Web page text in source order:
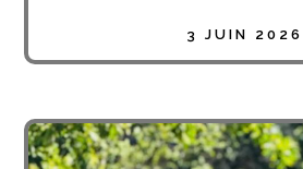
3 JUIN 2026